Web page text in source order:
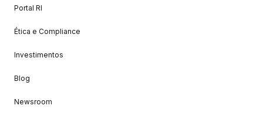
Portal RI
Ética e Compliance
Investimentos
Blog
Newsroom